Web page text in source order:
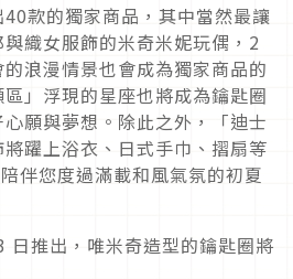
款的獨家商品，其中當然最讓
織女服飾的米奇米妮玩偶，2
浪漫情景也會成為獨家商品的
」浮現的星座也將成為鑰匙圈
願與夢想。除此之外，「迪士
躍上浴衣、日式手巾、摺扇等
伴您度過滿載和風氣氛的初夏
推出，唯米奇造型的鑰匙圈將